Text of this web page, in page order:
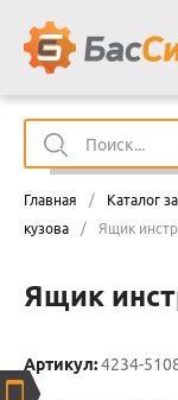
Главная / Каталог
кузова
/ Ящик
Ящик
Артикул:4234-